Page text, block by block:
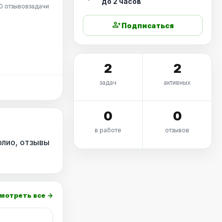
0 отзывовзадачи
отзывы
все →
person_addПодписаться
2
задач
2
активных
0
в работе
0
отзывов